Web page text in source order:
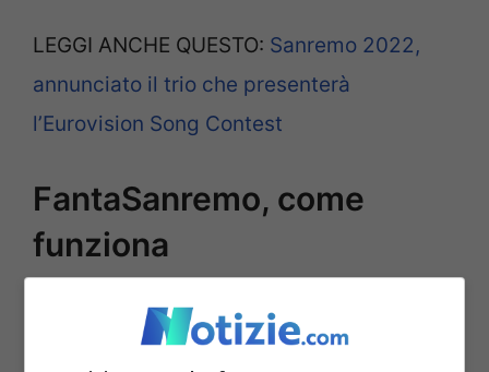
LEGGI ANCHE QUESTO: Sanremo 2022,
annunciato il trio che presenterà
l’Eurovision Song Contest
FantaSanremo, come
funziona